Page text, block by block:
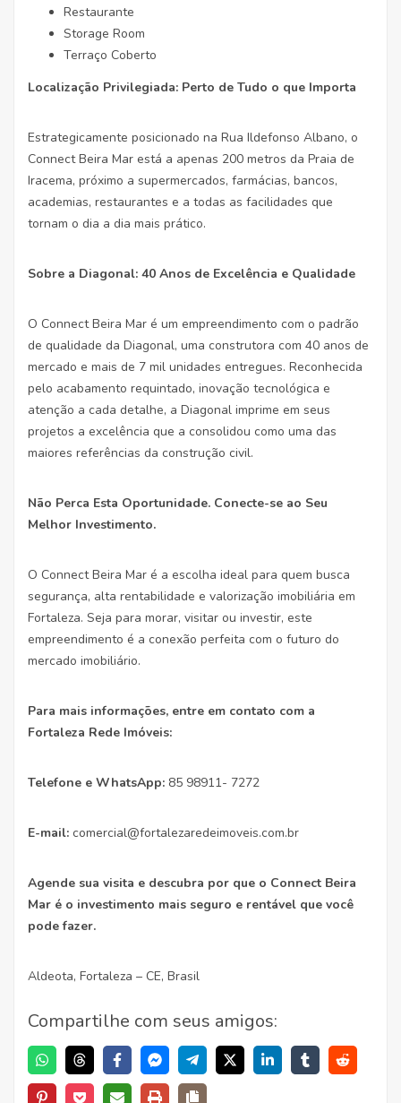
Restaurante
Storage Room
Terraço Coberto
Localização Privilegiada: Perto de Tudo o que Importa
Estrategicamente posicionado na Rua Ildefonso Albano, o
Connect Beira Mar está a apenas 200 metros da Praia de
Iracema, próximo a supermercados, farmácias, bancos,
academias, restaurantes e a todas as facilidades que
tornam o dia a dia mais prático.
Sobre a Diagonal: 40 Anos de Excelência e Qualidade
O Connect Beira Mar é um empreendimento com o padrão
de qualidade da Diagonal, uma construtora com 40 anos de
mercado e mais de 7 mil unidades entregues. Reconhecida
pelo acabamento requintado, inovação tecnológica e
atenção a cada detalhe, a Diagonal imprime em seus
projetos a excelência que a consolidou como uma das
maiores referências da construção civil.
Não Perca Esta Oportunidade. Conecte-se ao Seu
Melhor Investimento.
O Connect Beira Mar é a escolha ideal para quem busca
segurança, alta rentabilidade e valorização imobiliária em
Fortaleza. Seja para morar, visitar ou investir, este
empreendimento é a conexão perfeita com o futuro do
mercado imobiliário.
Para mais informações, entre em contato com a
Fortaleza Rede Imóveis:
Telefone e WhatsApp: 85 98911- 7272
E-mail: comercial@fortalezaredeimoveis.com.br
Agende sua visita e descubra por que o Connect Beira
Mar é o investimento mais seguro e rentável que você
pode fazer.
Aldeota, Fortaleza – CE, Brasil
Compartilhe com seus amigos: